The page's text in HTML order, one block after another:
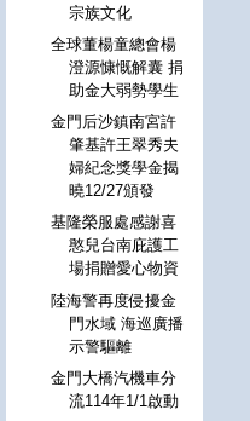
宗族文化
全球董楊童總會楊
澄源慷慨解囊 捐
助金大弱勢學生
金門后沙鎮南宮許
肇基許王翠秀夫
婦紀念獎學金揭
曉12/27頒發
基隆榮服處感謝喜
憨兒台南庇護工
場捐贈愛心物資
陸海警再度侵擾金
門水域 海巡廣播
示警驅離
金門大橋汽機車分
流114年1/1啟動